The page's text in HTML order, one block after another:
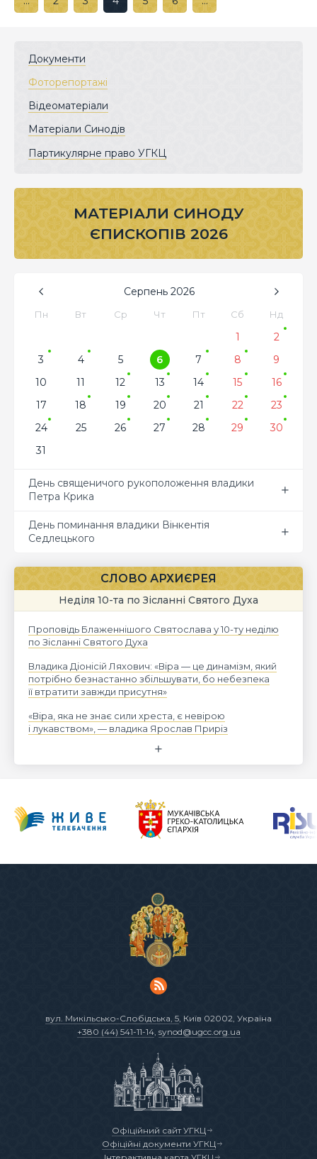
Документи
Фоторепортажі
Відеоматеріали
Матеріали Синодів
Партикулярне право УГКЦ
МАТЕРІАЛИ СИНОДУ
ЄПИСКОПІВ 2026
Серпень 2026
Пн Вт Ср Чт Пт Сб Нд
1
2
3
4 5 6 7 8
9
10
11 12 13 14 15
16
17
18 19 20 21 22
23
24
25 26 27 28 29
30
31
День священичого рукоположення владики
Петра Крика
День поминання владики Вінкентія
Седлецького
СЛОВО АРХИЄРЕЯ
Неділя 10-та по Зісланні Святого Духа
Проповідь Блаженнішого Святослава у 10-ту неділю
по Зісланні Святого Духа
Владика Діонісій Ляхович: «Віра — це динамізм, який
потрібно безнастанно збільшувати, бо небезпека
її втратити завжди присутня»
«Віра, яка не знає сили хреста, є невірою
і лукавством», — владика Ярослав Приріз
вул. Микільсько-Слобідська, 5, Київ 02002, Україна
+380 (44) 541-11-14, synod@ugcc.org.ua
Офіційний сайт УГКЦ
Офіційні документи УГКЦ